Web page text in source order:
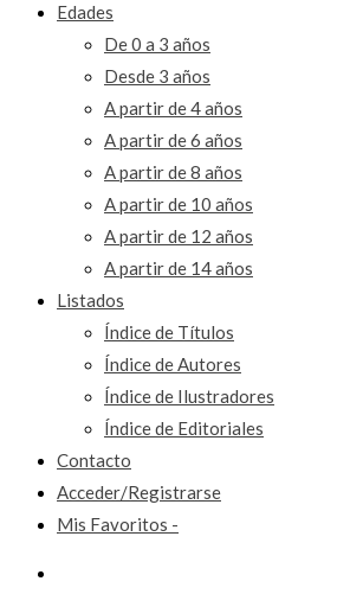
Edades
De 0 a 3 años
Desde 3 años
A partir de 4 años
A partir de 6 años
A partir de 8 años
A partir de 10 años
A partir de 12 años
A partir de 14 años
Listados
Índice de Títulos
Índice de Autores
Índice de Ilustradores
Índice de Editoriales
Contacto
Acceder/Registrarse
Mis Favoritos -